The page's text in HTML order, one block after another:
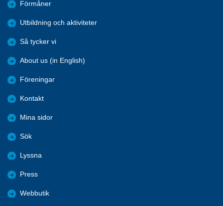
Förmåner
Utbildning och aktiviteter
Så tycker vi
About us (in English)
Föreningar
Kontakt
Mina sidor
Sök
Lyssna
Press
Webbutik